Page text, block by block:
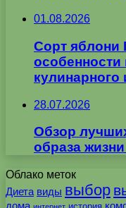
01.08.2026
Сорт яблони
особенности
кулинарного
28.07.2026
Обзор
образа
Облако меток
Диета виды выбор
дома